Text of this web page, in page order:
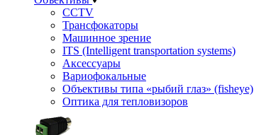
CCTV
Трансфокаторы
Машинное зрение
ITS (Intelligent transportation systems)
Аксессуары
Вариофокальные
Объективы типа «рыбий глаз» (fisheye)
Оптика для тепловизоров